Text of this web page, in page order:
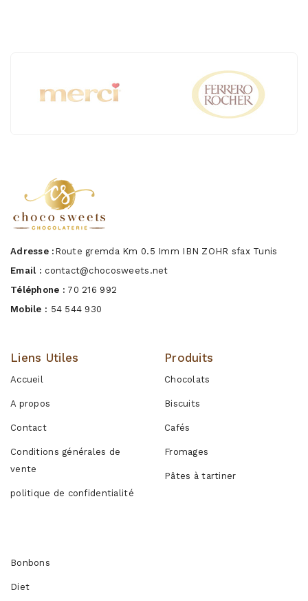
Adresse : Route gremda Km 0.5 Imm IBN ZOHR sfax Tunis
Email : contact@chocosweets.net
Téléphone : 70 216 992
Mobile : 54 544 930
Liens Utiles
Accueil
A propos
Contact
Conditions générales de
vente
politique de confidentialité
Produits
Chocolats
Biscuits
Cafés
Fromages
Pâtes à tartiner
Bonbons
Diet